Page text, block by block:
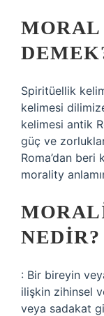
MORAL
Spiritüellik
kelimesi
kelimesi antik
güç ve
Roma’dan beri
morality
NEDIR?
: Bir bireyin
ilişkin zihinsel
veya sadakat